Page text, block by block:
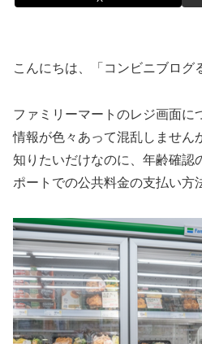
こんにちは、「コンビニブログ
ファミリーマートのレジ画面に
情報が色々あって混乱しません
知りたいだけなのに、年齢確認
ポートでの公共料金の支払い方